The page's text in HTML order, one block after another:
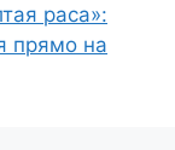
раса»:
прямо на